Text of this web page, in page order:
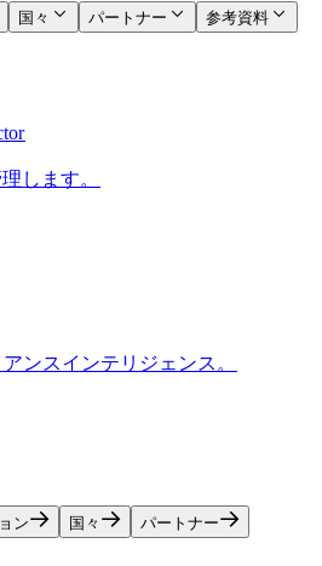
国々​​ パートナー​​
参考資料​​
します。​​
ンスインテリジェンス。​​
ン​​ 国々​​
パートナー​​